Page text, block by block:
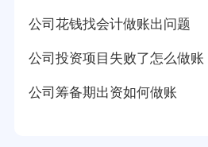
公司花钱找会计做账出问题
公司投资项目失败了怎么做账
公司筹备期出资如何做账